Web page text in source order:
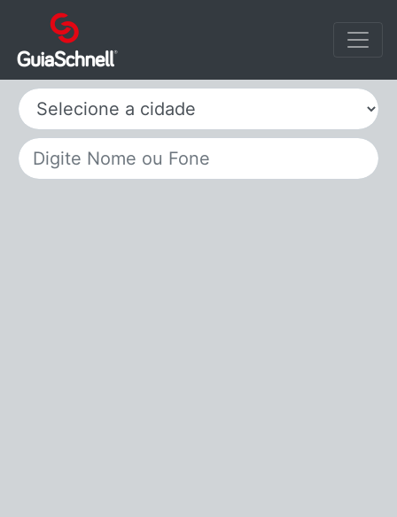
Selecione a cidade